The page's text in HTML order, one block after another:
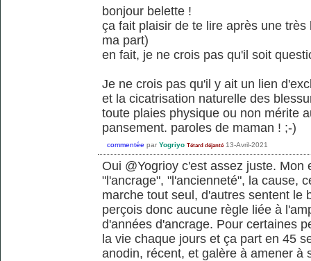
bonjour belette !
ça fait plaisir de te lire après une
ma part)
en fait, je ne crois pas qu'il soit
Je ne crois pas qu'il y ait un lien
et la cicatrisation naturelle des
toute plaies physique ou non mérite
pansement. paroles de maman ! ;-)
commentée par Yogriyo Tétard déjanté 13-Avril-2021
Oui @Yogrioy c'est assez juste.
"l'ancrage", "l'ancienneté", la cause,
marche tout seul, d'autres sentent le
perçois donc aucune règle liée à
d'années d'ancrage. Pour certaines
la vie chaque jours et ça part en 45
anodin, récent, et galère à amener à